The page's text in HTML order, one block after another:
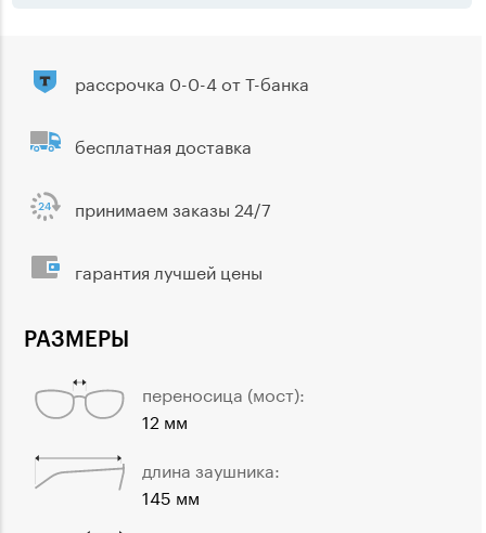
РАЗМЕРЫ
переносица (мост):
12 мм
длина заушника:
145 мм
рассрочка 0-0-4 от Т-банка
бесплатная доставка
принимаем заказы 24/7
гарантия лучшей цены